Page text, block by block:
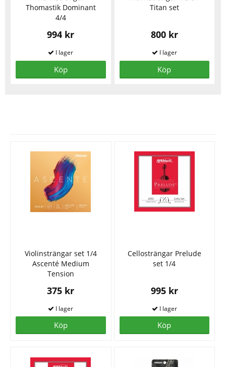
Thomastik Dominant
4/4
994 kr
Köp
Titan set
800 kr
Köp
Violinsträngar set 1/4
Ascenté Medium
Tension
375 kr
Köp
Cellosträngar Prelude
set 1/4
995 kr
Köp